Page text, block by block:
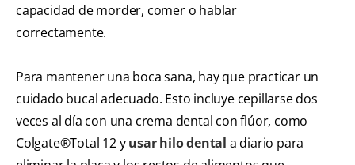
capacidad de morder, comer o hablar
correctamente.
Para mantener una boca sana, hay que practicar un
cuidado bucal adecuado. Esto incluye cepillarse dos
veces al día con una crema dental con flúor, como
Colgate®Total 12 yusar hilo dental a diario para